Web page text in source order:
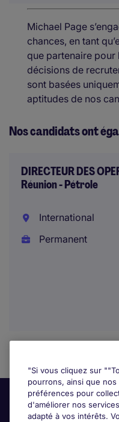
Michael Page
chances, en tant
que partenaire pour
décisions de
sont basées
aptitudes de nos
Nos candidats ont
DIRECTEUR DES
Réunion - Pétrole
International
Permanent
"Si vous cliquez sur
pourrons, ainsi que
préférences pour
d'améliorer nos
adapté à vos intérêts.